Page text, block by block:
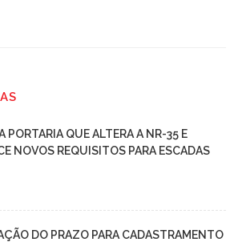
PORTARIA QUE ALTERA A NR-35 E
NOVOS REQUISITOS PARA ESCADAS
DO PRAZO PARA CADASTRAMENTO